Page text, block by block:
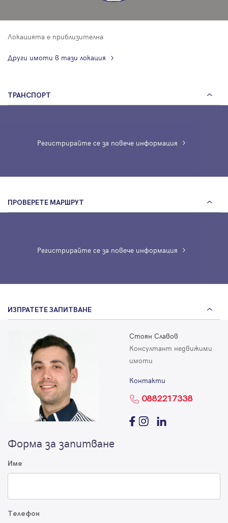
Локацията е приблизителна
Други имоти в тази локация
ТРАНСПОРТ
Регистрирайте се за повече информация
ПРОВЕРЕТЕ МАРШРУТ
Регистрирайте се за повече информация
ИЗПРАТЕТЕ ЗАПИТВАНЕ
Стоян Славов
Консултант недвижими
имоти
Контакти
0882217338
Форма за запитване
Име
Телефон